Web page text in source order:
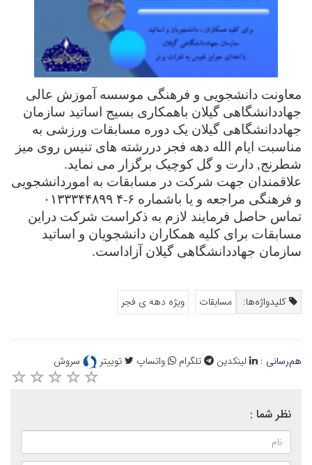
معاونت دانشجویی و فرهنگی موسسه آموزش عالی
جهاددانشگاهی گیلان باهمکاری بسیج اساتید سازمان
جهاددانشگاهی گیلان یک دوره مسابقات ورزشی به
مناسبت ایام الله دهه فجر دررشته های تنیس روی میز
شطرنج, دارت و گل کوچیک برگزار می نماید.
علاقمندان جهت شرکت در مسابقات به اموردانشجویی
و فرهنگی مراجعه و یا باشماره ۶-۴ ۰۱۳۳۳۴۴۸۹۹
تماس حاصل فرمایند لازم به ذکراست شرکت ‌دراین
مسابقات برای کلیه همکاران دانشجویان و اساتید
سازمان جهاددانشگاهی گیلان آزاداست.
کلیدواژه‌ها: مسابقات ویژه دهه ی فجر
هم‌رسانی : لینکدین تلگرام واتساپ توییتر سروش
نظر شما :